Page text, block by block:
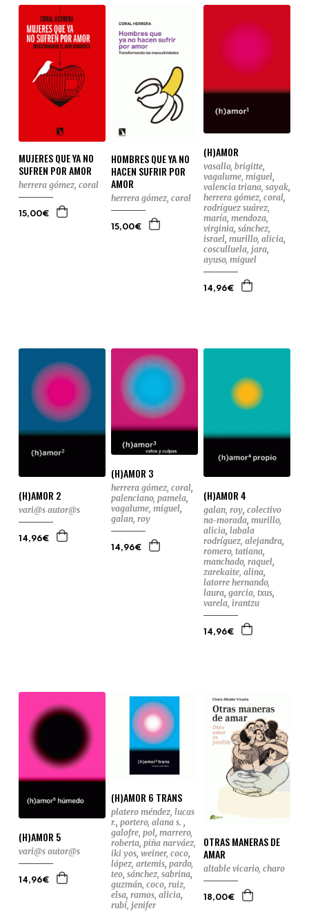
MUJERES QUE YA NO
SUFREN POR AMOR
herrera gómez, coral
15,00€
HOMBRES QUE YA NO
HACEN SUFRIR POR
AMOR
herrera gómez, coral
15,00€
(H)AMOR
vasallo, brigitte,
vagalume, miguel,
valencia triana, sayak,
herrera gómez, coral,
rodríguez suárez,
maría, mendoza,
virginia, sánchez,
israel, murillo, alicia,
cosculluela, jara,
ayuso, miguel
14,96€
(H)AMOR 2
vari@s autor@s
14,96€
(H)AMOR 3
herrera gómez, coral,
palenciano, pamela,
vagalume, miguel,
galan, roy
14,96€
(H)AMOR 4
galan, roy, colectivo
na-morada, murillo,
alicia, labala
rodríguez, alejandra,
romero, tatiana,
manchado, raquel,
zarekaite, alina,
latorre hernando,
laura, garcia, txus,
varela, irantzu
14,96€
(H)AMOR 5
vari@s autor@s
14,96€
(H)AMOR 6 TRANS
platero méndez, lucas
r., portero, alana s. ,
galofre, pol, marrero,
roberta, piña narváez,
iki yos, weiner, coco,
lópez, artemis, pardo,
teo, sánchez, sabrina,
guzmán, coco, ruiz,
elsa, ramos, alicia,
rubí, jenifer
OTRAS MANERAS DE
AMAR
altable vicario, charo
18,00€